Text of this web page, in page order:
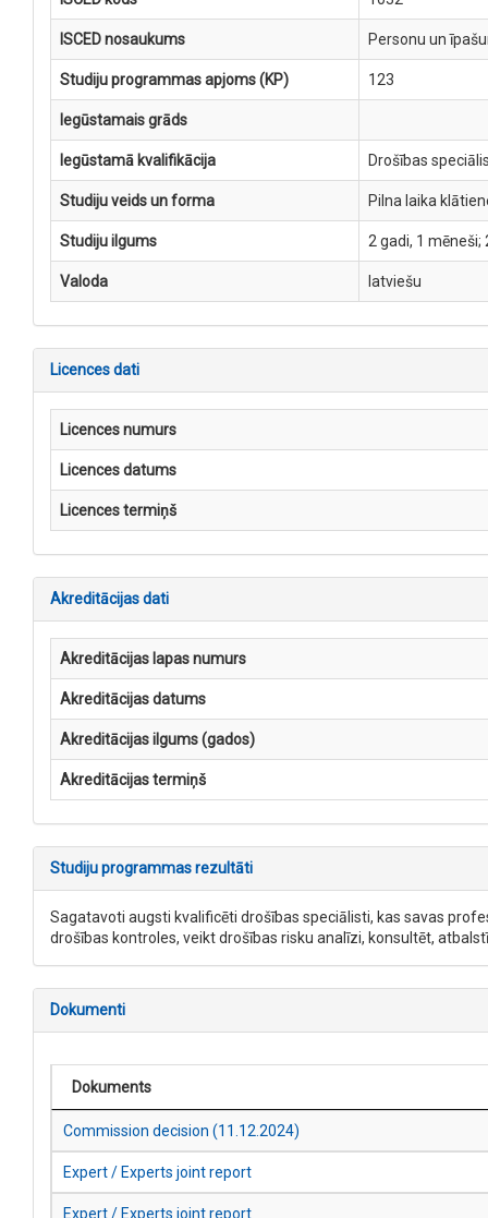
ISCED nosaukums Personu un
Studiju programmas apjoms (KP) 123
Iegūstamais grāds
Iegūstamā kvalifikācija Drošības
Studiju veids un forma Pilna laika
Studiju ilgums 2 gadi, 1 mēneši;
Valoda latviešu
Licences dati
Licences numurs
Licences datums
Licences termiņš
Akreditācijas dati
Akreditācijas lapas numurs
Akreditācijas datums
Akreditācijas ilgums (gados)
Akreditācijas termiņš
Studiju programmas rezultāti
Sagatavoti augsti kvalificēti drošības speciālisti, kas savas
drošības kontroles, veikt drošības risku analīzi, konsultēt,
Dokumenti
Dokuments
Commission decision (11.12.2024)
Expert / Experts joint report
Expert / Experts joint report